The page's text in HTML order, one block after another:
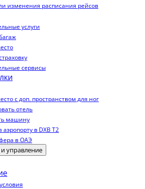
изменения расписания рейсов
услуги
сервисы
с доп. пространством для ног
отель
машину
аэропорту в DXB T2
в ОАЭ
управление